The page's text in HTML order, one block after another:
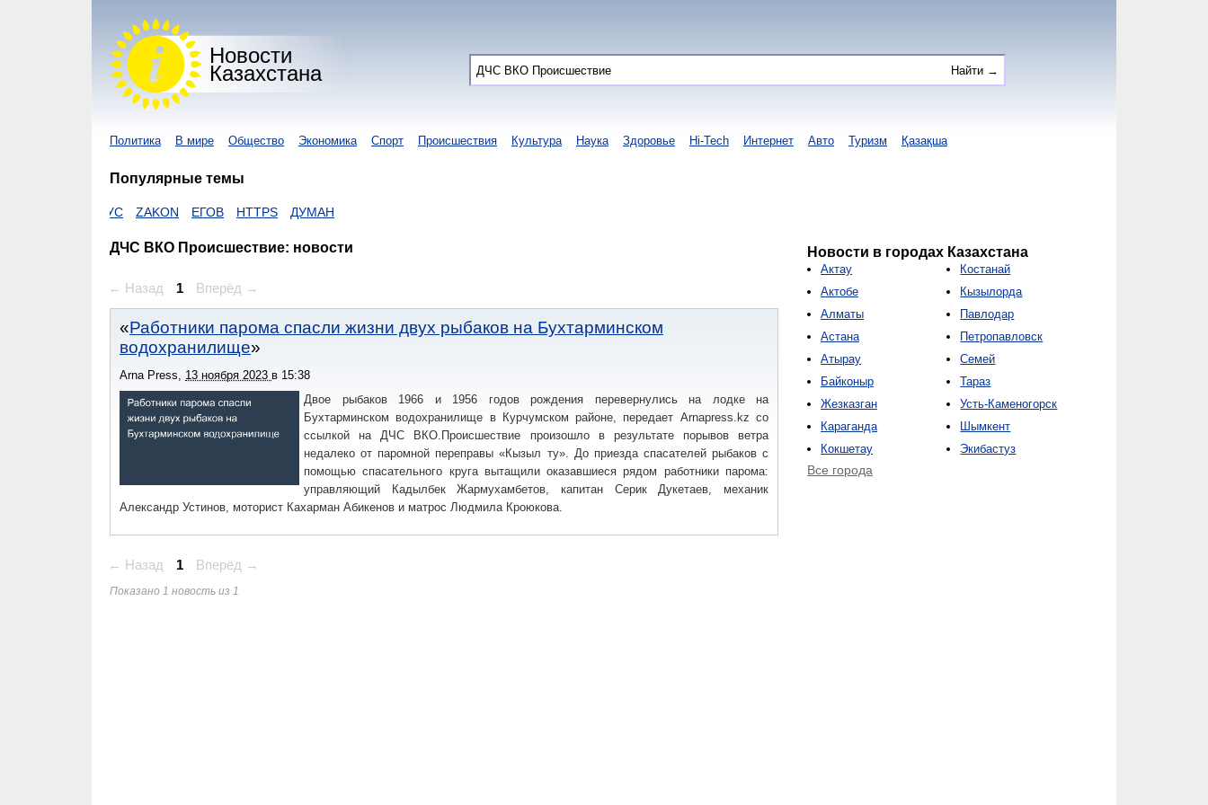
Новости
Казахстана
Политика В мире Общество Экономика Спорт Происшествия Культура Наука Здоровье Hi-Tech Интернет Авто Туризм Қазақша
Популярные темы
ZAKON ЕГОВ HTTPS ДУМАН
ДЧС ВКО Происшествие: новости
← Назад 1 Вперёд →
Работники парома спасли жизни двух рыбаков на Бухтарминском
водохранилище
Arna Press, 13 ноября 2023 в 15:38
Двое рыбаков 1966 и 1956 годов рождения перевернулись на лодке на
Бухтарминском водохранилище в Курчумском районе, передает Arnapress.kz со
ссылкой на ДЧС ВКО.Происшествие произошло в результате порывов ветра
недалеко от паромной переправы «Кызыл ту». До приезда спасателей рыбаков с
помощью спасательного круга вытащили оказавшиеся рядом работники парома:
управляющий Кадылбек Жармухамбетов, капитан Серик Дукетаев, механик
Александр Устинов, моторист Кахарман Абикенов и матрос Людмила Кроюкова.
← Назад 1 Вперёд →
Показано 1 новость из 1
Новости в городах Казахстана
Актау
Актобе
Алматы
Астана
Атырау
Байконыр
Жезказган
Караганда
Кокшетау
Костанай
Кызылорда
Павлодар
Петропавловск
Семей
Тараз
Усть-Каменогорск
Шымкент
Экибастуз
Все города